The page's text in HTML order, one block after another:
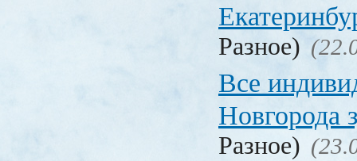
Разное)
Все
Новгорода
Разное)